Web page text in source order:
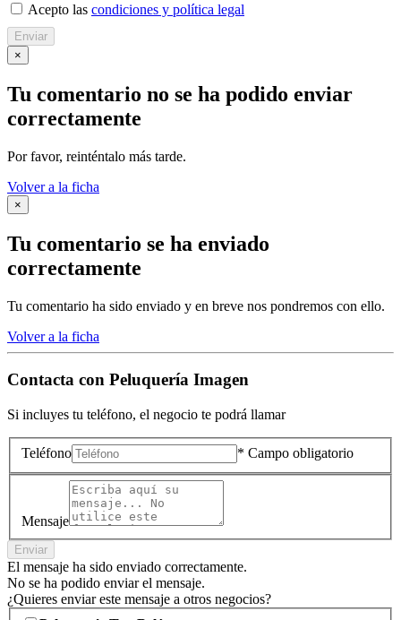
Acepto las condiciones y política legal
Enviar
×
Tu comentario no se ha podido enviar
correctamente
Por favor, reinténtalo más tarde.
Volver a la ficha
×
Tu comentario se ha enviado
correctamente
Tu comentario ha sido enviado y en breve nos pondremos con ello.
Volver a la ficha
Contacta con Peluquería Imagen
Si incluyes tu teléfono, el negocio te podrá llamar
Teléfono * Campo obligatorio
Mensaje
Enviar
El mensaje ha sido enviado correctamente.
No se ha podido enviar el mensaje.
¿Quieres enviar este mensaje a otros negocios?